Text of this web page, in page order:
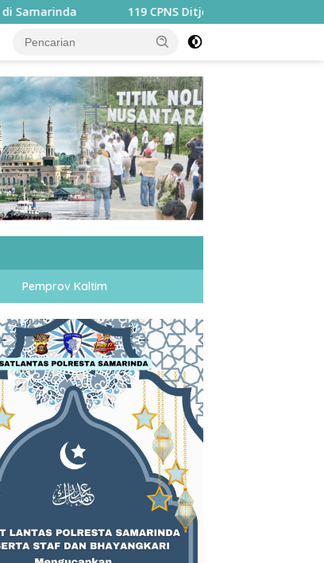
119 CPNS Ditjenpas Kaltim-Kaltara Ditempa, Tempuh
Pemprov Kaltim